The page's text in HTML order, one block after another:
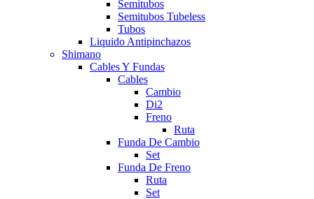
Semitubos
Semitubos Tubeless
Tubos
Liquido Antipinchazos
Shimano
Cables Y Fundas
Cables
Cambio
Di2
Freno
Ruta
Funda De Cambio
Set
Funda De Freno
Ruta
Set